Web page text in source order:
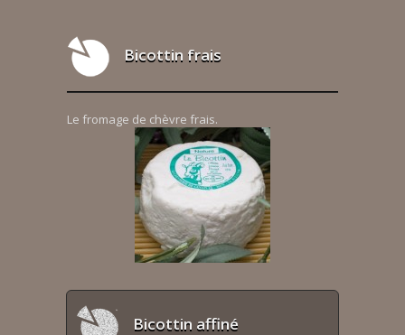
Bicottin frais
Le fromage de chèvre frais.
Bicottin affiné